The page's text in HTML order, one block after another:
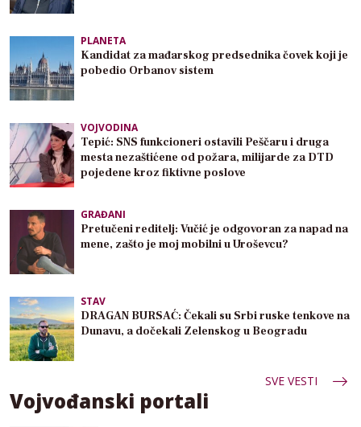
PLANETA
Kandidat za mađarskog predsednika čovek koji je
pobedio Orbanov sistem
VOJVODINA
Tepić: SNS funkcioneri ostavili Peščaru i druga
mesta nezaštićene od požara, milijarde za DTD
pojedene kroz fiktivne poslove
GRAĐANI
Pretučeni reditelj: Vučić je odgovoran za napad na
mene, zašto je moj mobilni u Uroševcu?
STAV
DRAGAN BURSAĆ: Čekali su Srbi ruske tenkove na
Dunavu, a dočekali Zelenskog u Beogradu
SVE VESTI
Vojvođanski portali